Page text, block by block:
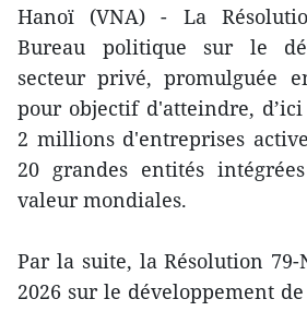
Hanoï (VNA) - La
Bureau politique sur le
secteur privé, promulguée
pour objectif d'atteindre,
2 millions d'entreprises
20 grandes entités
valeur mondiales.
Par la suite, la Résolution
2026 sur le développement